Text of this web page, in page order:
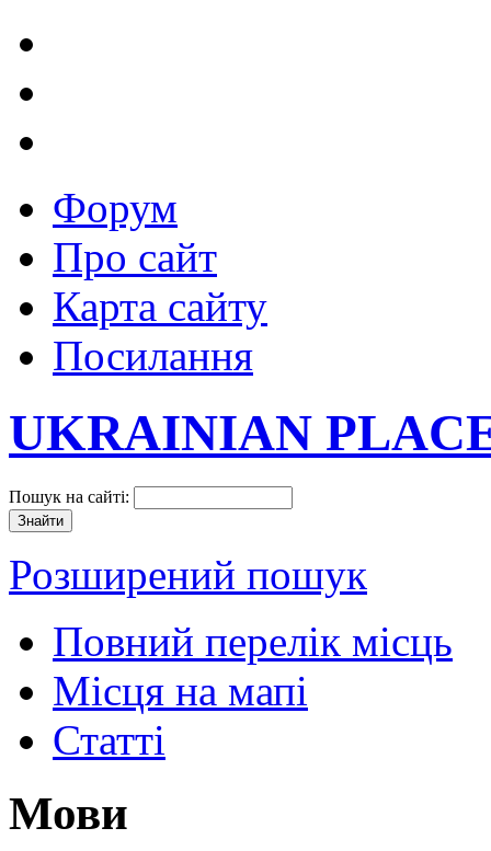
Форум
Про сайт
Карта сайту
Посилання
UKRAINIAN
Пошук на сайті:
Розширений пошук
Повний перелік місць
Місця на мапі
Статті
Мови